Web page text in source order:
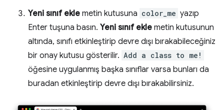
Yeni sınıf ekle metin kutusuna color_me yazıp
Enter tuşuna basın. Yeni sınıf ekle metin kutusunun
altında, sınıfı etkinleştirip devre dışı bırakabileceğiniz
bir onay kutusu gösterilir. Add a class to me!
öğesine uygulanmış başka sınıflar varsa bunları da
buradan etkinleştirip devre dışı bırakabilirsiniz.